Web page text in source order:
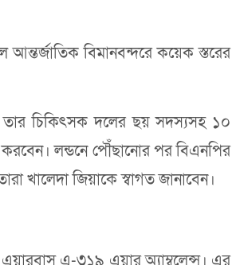
আন্তর্জাতিক বিমানবন্দরে কয়েক স্তরের
তার চিকিৎসক দলের ছয় সদস্যসহ ১০
করবেন। লন্ডনে পৌঁছানোর পর বিএনপির
খালেদা জিয়াকে স্বাগত জানাবেন।
এ-৩১৯ এয়ার অ্যাম্বুলেন্স। এর